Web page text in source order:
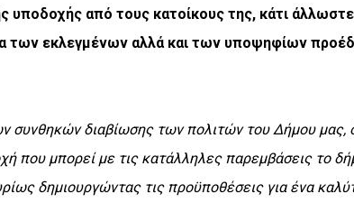
υποδοχής από τους κατοίκους της, κάτι
των εκλεγμένων αλλά και των υποψηφίων
συνθηκών διαβίωσης των πολιτών του Δήμου μας,
που μπορεί με τις κατάλληλες παρεμβάσεις το
δημιουργώντας τις προϋποθέσεις για ένα